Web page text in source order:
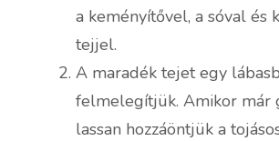
a keményítővel, a sóval és
tejjel.
A maradék tejet egy
felmelegítjük. Amikor már
lassan hozzáöntjük a